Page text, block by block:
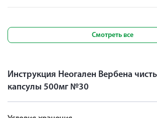
Смотреть все
Инструкция Неогален Вербена
капсулы 500мг №30